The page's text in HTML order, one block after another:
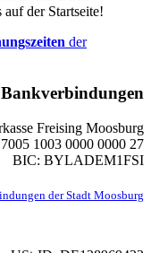
der Startseite!
der
Bankverbindungen
Freising Moosburg
1003 0000 0000 27
BIC: BYLADEM1FSI
der Stadt Moosburg